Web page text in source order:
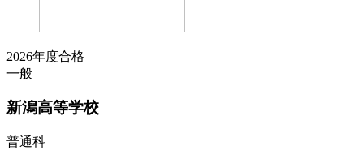
2026年度合格
一般
新潟高等学校
普通科